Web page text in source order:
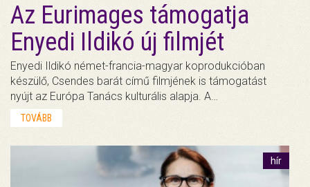
Az Eurimages támogatja
Enyedi Ildikó új filmjét
Enyedi Ildikó német-francia-magyar koprodukcióban
készülő, Csendes barát című filmjének is támogatást
nyújt az Európa Tanács kulturális alapja. A…
TOVÁBB
hír